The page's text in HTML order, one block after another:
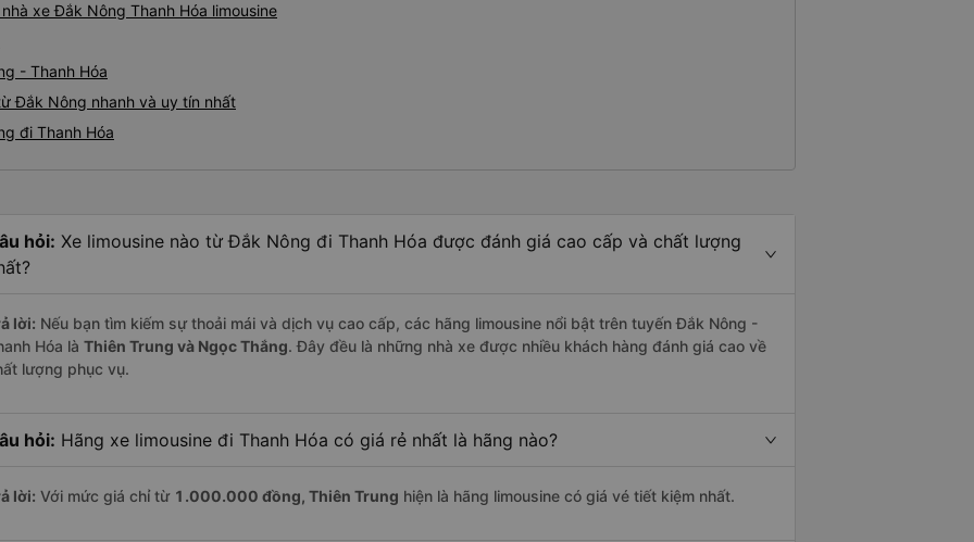
xe Đắk Nông Thanh Hóa limousine
- Thanh Hóa
Đắk Nông nhanh và uy tín nhất
đi Thanh Hóa
hỏi: Xe limousine nào từ Đắk Nông đi Thanh Hóa được đánh giá cao cấp và chất lượng
lời: Nếu bạn tìm kiếm sự thoải mái và dịch vụ cao cấp, các hãng limousine nổi bật trên tuyến Đắk Nông -
Hóa là Thiên Trung và Ngọc Thắng. Đây đều là những nhà xe được nhiều khách hàng đánh giá cao về
lượng phục vụ.
hỏi: Hãng xe limousine đi Thanh Hóa có giá rẻ nhất là hãng nào?
lời: Với mức giá chỉ từ 1.000.000 đồng, Thiên Trung hiện là hãng limousine có giá vé tiết kiệm nhất.